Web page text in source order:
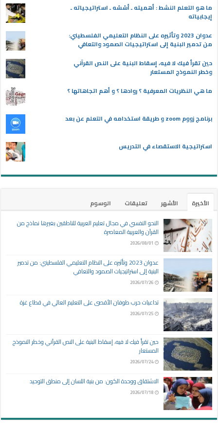
ما هو التعلم النشط : أهميته ـ أسُسُه ـ استراتيجياته ـ
إيجابياته
عدوان 2023 وتأثيره على النظام التعليمي الفلسطيني:
من تدمير البنية إلى استراتيجيات الصمود والتعافي
حين تقرأ فيك لا فيه، إسقاط البنية على النص القرآني
وخطر النموذج المستعار
ما هي النظريات المعرفية ؟ روادها ؟ و أهم اتجاهاتها ؟
برنامج زووم zoom و طريقة استخدامه في التعلم عن بعد
استراتيجية الاستقصاء في التدريس
الأخيرة الأشهر تعليقات
الوسوم
النحو النفسي في مجال تعليم العربية للناطقين بغيرها نماذج من
القرآن والعربية المعاصرة
2026/08/01
عدوان 2023 وتأثيره على النظام التعليمي الفلسطيني: من تدمير
البنية إلى استراتيجيات الصمود والتعافي
2026/07/26
تداعيات حرب طوفان الأقصى على التعليم العالي في قطاع غزة
2026/07/25
حين تقرأ فيك لا فيه، إسقاط البنية على النص القرآني وخطر النموذج
المستعار
2026/07/24
الاشتقاق ووحدة الكون: من بنية اللسان إلى منطق التوحيد
2026/07/18